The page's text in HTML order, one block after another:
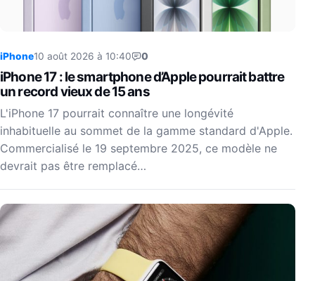
iPhone10 août 2026 à 10:40 0
iPhone 17 : le smartphone d’Apple pourrait battre
un record vieux de 15 ans
L'iPhone 17 pourrait connaître une longévité
inhabituelle au sommet de la gamme standard d'Apple.
Commercialisé le 19 septembre 2025, ce modèle ne
devrait pas être remplacé…